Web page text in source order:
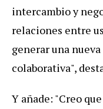
intercambio y
relaciones entre
generar una
colaborativa",
Y añade: "Creo